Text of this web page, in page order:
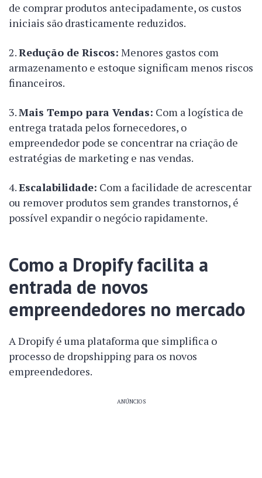
de comprar produtos antecipadamente, os custos
iniciais são drasticamente reduzidos.
Redução de Riscos: Menores gastos com
armazenamento e estoque significam menos riscos
financeiros.
Mais Tempo para Vendas: Com a logística de
entrega tratada pelos fornecedores, o
empreendedor pode se concentrar na criação de
estratégias de marketing e nas vendas.
Escalabilidade: Com a facilidade de acrescentar
ou remover produtos sem grandes transtornos, é
possível expandir o negócio rapidamente.
Como a Dropify facilita a
entrada de novos
empreendedores no mercado
A Dropify é uma plataforma que simplifica o
processo de dropshipping para os novos
empreendedores.
ANÚNCIOS